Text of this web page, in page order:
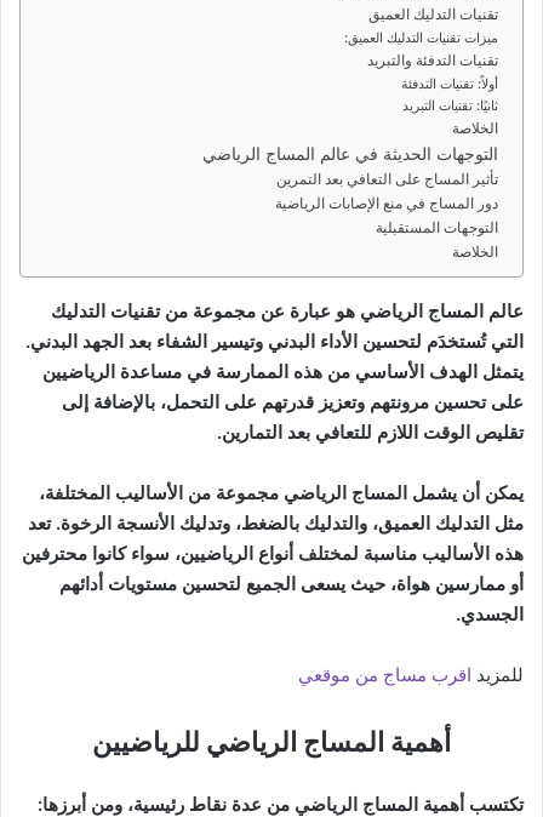
تقنيات التدليك العميق
ميزات تقنيات التدليك العميق:
تقنيات التدفئة والتبريد
أولاً: تقنيات التدفئة
ثانيًا: تقنيات التبريد
الخلاصة
التوجهات الحديثة في عالم المساج الرياضي
تأثير المساج على التعافي بعد التمرين
دور المساج في منع الإصابات الرياضية
التوجهات المستقبلية
الخلاصة
عالم المساج الرياضي هو عبارة عن مجموعة من تقنيات التدليك
التي تُستخدَم لتحسين الأداء البدني وتيسير الشفاء بعد الجهد البدني.
يتمثل الهدف الأساسي من هذه الممارسة في مساعدة الرياضيين
على تحسين مرونتهم وتعزيز قدرتهم على التحمل، بالإضافة إلى
تقليص الوقت اللازم للتعافي بعد التمارين.
يمكن أن يشمل المساج الرياضي مجموعة من الأساليب المختلفة،
مثل التدليك العميق، والتدليك بالضغط، وتدليك الأنسجة الرخوة. تعد
هذه الأساليب مناسبة لمختلف أنواع الرياضيين، سواء كانوا محترفين
أو ممارسين هواة، حيث يسعى الجميع لتحسين مستويات أدائهم
الجسدي.
للمزيد اقرب مساج من موقعي
أهمية المساج الرياضي للرياضيين
تكتسب أهمية المساج الرياضي من عدة نقاط رئيسية، ومن أبرزها: